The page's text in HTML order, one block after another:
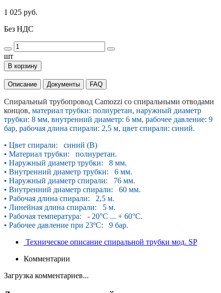
1 025 руб.
Без НДС
шт
В корзину
Описание Документы FAQ
Спиральный трубопровод Camozzi со спиральными отводами
концов, материал трубки: полиуретан, наружный диаметр
трубки: 8 мм, внутренний диаметр: 6 мм, рабочее давление: 9
бар, рабочая длина спирали: 2,5 м, цвет спирали: синий.
• Цвет спирали: синий (B)
• Материал трубки: полиуретан.
• Наружный диаметр трубки: 8 мм.
• Внутренний диаметр трубки: 6 мм.
• Наружный диаметр спирали: 76 мм.
• Внутренний диаметр спирали: 60 мм.
• Рабочая длина спирали: 2,5 м.
• Линейная длина спирали: 5 м.
• Рабочая температура: - 20°С ... + 60°С.
• Рабочее давление при 23ºС: 9 бар.
Техническое описание спиральной трубки мод. SP
Комментарии
Загрузка комментариев...